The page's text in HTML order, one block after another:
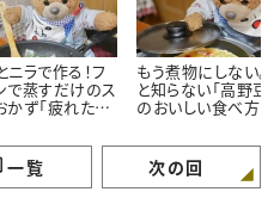
ニラで作る！フ
で蒸すだけのス
かず「疲れた体
もう煮物にしない。
と知らない「高野豆
のおいしい食べ方
一覧 次の回